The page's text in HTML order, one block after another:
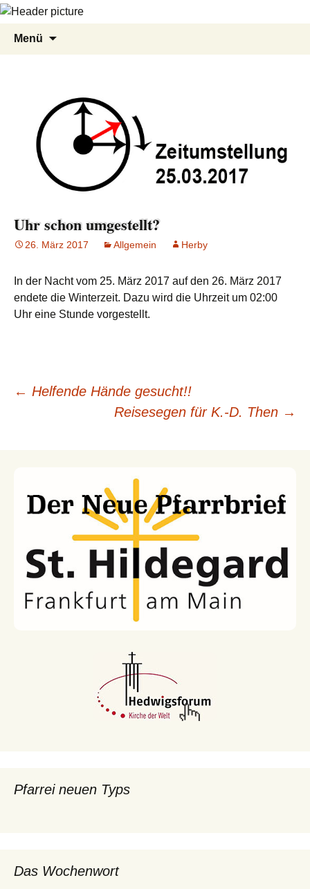
Menü
Uhr schon umgestellt?
26. März 2017 Allgemein Herby
In der Nacht vom 25. März 2017 auf den 26. März 2017
endete die Winterzeit. Dazu wird die Uhrzeit um 02:00
Uhr eine Stunde vorgestellt.
Beitragsnavigation
← Helfende Hände gesucht!!
Reisesegen für K.-D. Then →
Pfarrei neuen Typs
Das Wochenwort